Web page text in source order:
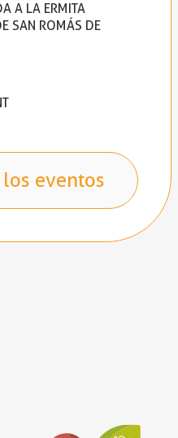
A LA ERMITA
SAN ROMÁS DE
eventos